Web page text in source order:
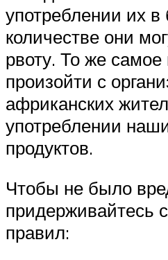
употреблении их
количестве они
рвоту. То же
произойти с
африканских
употреблении
продуктов.
Чтобы не было
придерживайтесь
правил: